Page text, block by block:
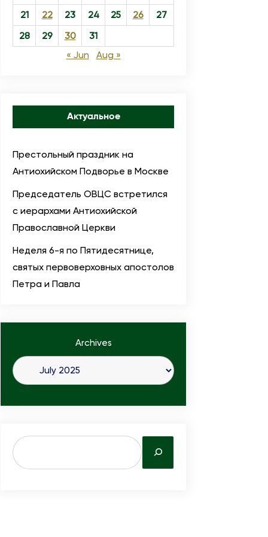
21
22 23 24 25 26
27
28
29 30
31
« Jun
Aug »
Актуальное
Престольный праздник на
Антиохийском Подворье в Москве
Председатель ОВЦС встретился
с иерархами Антиохийской
Православной Церкви
Неделя 6-я по Пятидесятнице,
святых первоверховных апостолов
Петра и Павла
Archives
S
e